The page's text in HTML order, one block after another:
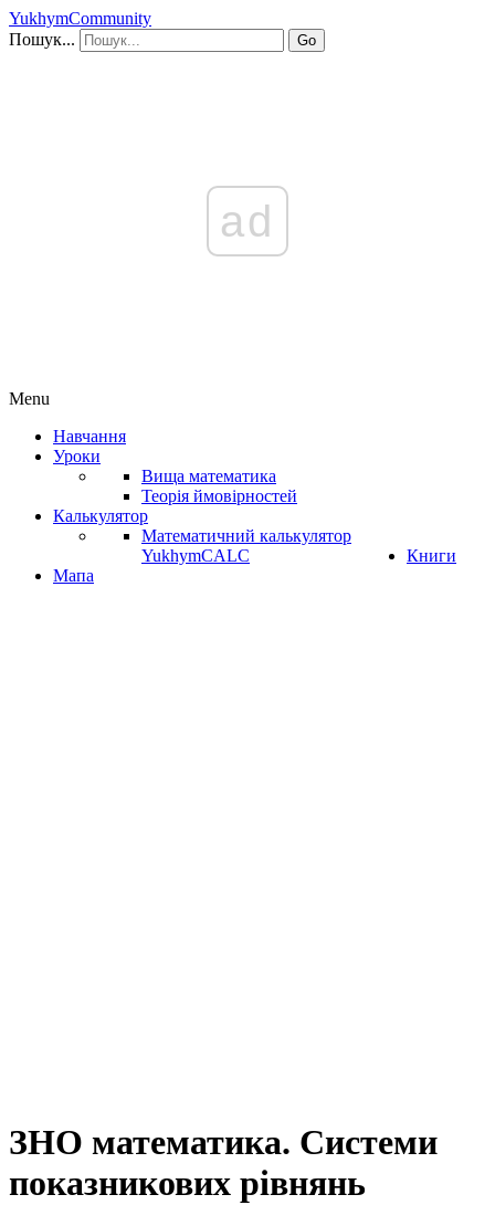
YukhymCommunity
Пошук...
Go
ad
Menu
Навчання
Уроки
Вища математика
Теорія ймовірностей
Калькулятор
Математичний калькулятор
YukhymCALC
Книги
Мапа
ЗНО математика. Системи
показникових рівнянь